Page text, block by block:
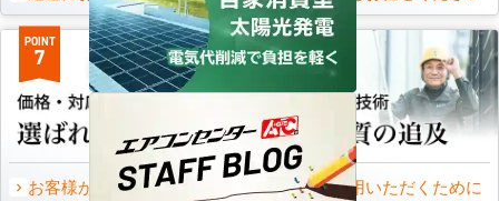
POINT
7
お客様から頂いたご意見
8
永くご愛用いただくために